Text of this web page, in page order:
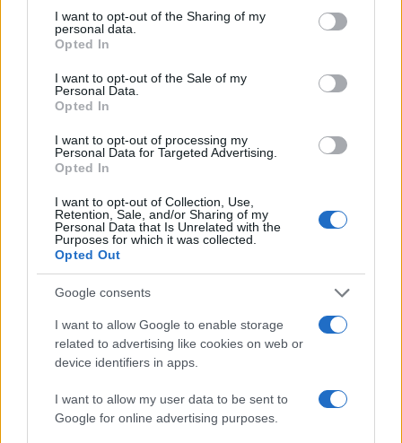
I want to opt-out of the Sharing of my
personal data.
Opted In
I want to opt-out of the Sale of my
Personal Data.
Opted In
I want to opt-out of processing my
Personal Data for Targeted Advertising.
Opted In
I want to opt-out of Collection, Use,
Retention, Sale, and/or Sharing of my
Personal Data that Is Unrelated with the
Purposes for which it was collected.
Opted Out
Google consents
I want to allow Google to enable storage
related to advertising like cookies on web or
device identifiers in apps.
I want to allow my user data to be sent to
Google for online advertising purposes.
Fordow con macchinari di ultima generazione.
L’Iran continua a sostenere, come un mantra
programma nucleare ha scopi esclusivamente
civili. Eppure, da quando nel 2018
l’amministrazione Trump ha ritirato gli Stati Uniti
dallo storico accordo del 2015 (il famoso Jcpoa,
siglato con le principali potenze mondiali), la
Repubblica islamica ha ripreso a violare
sistematicamente i limiti previsti per
l’arricchimento dell’uranio.
negoziati per una nuova intesacon
Washington erano già in salita. Ora sembrano
colloqui, previsto per domenica in Oman, è stato
annullato. A confermarlo, il ministro degli Esteri